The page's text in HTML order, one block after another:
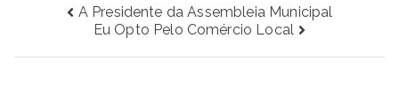
NavegaçãoA Presidente da Assembleia Municipal
Eu Opto Pelo Comércio Local